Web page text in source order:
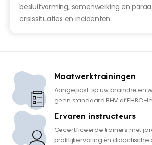
besluitvorming, samenwerking en
crisissituaties en incidenten.
Maatwerktrainingen
Aangepast op uw branche en
geen standaard BHV of EHBO-
Ervaren instructeurs
Gecertificeerde trainers met
praktijkervaring én didactische